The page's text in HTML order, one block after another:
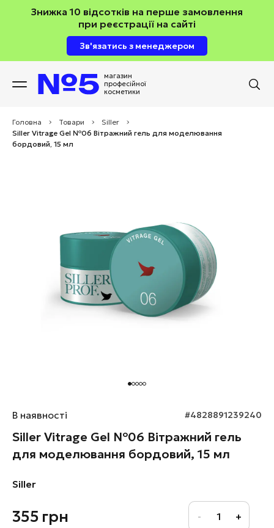
Знижка 10 відсотків на перше замовлення
при реєстрації на сайті
Зв'язатись з менеджером
магазин
професійної
косметики
Головна > Товари > Siller
>
Siller Vitrage Gel №06 Вітражний гель для моделювання
бордовий, 15 мл
В наявності #4828891239240
Siller Vitrage Gel №06 Вітражний гель
для моделювання бордовий, 15 мл
Siller
355 грн